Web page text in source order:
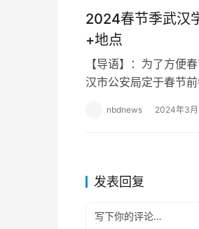
2024春节季武汉
+地点
【导语】：为了方便
汉市公安局定于春节
nbdnews 2024年3月
发表回复